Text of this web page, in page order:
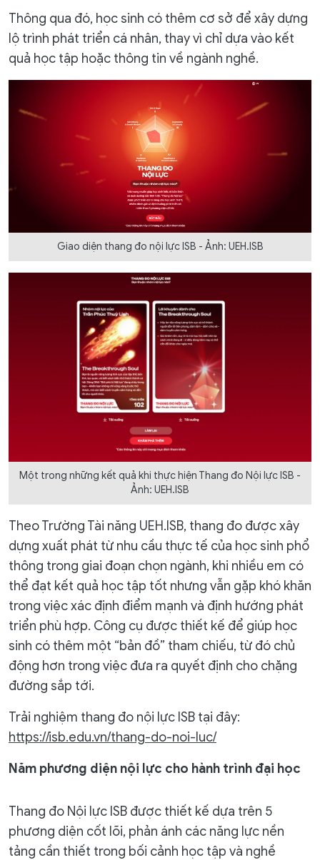
Thông qua đó, học sinh có thêm cơ sở để xây dựng
lộ trình phát triển cá nhân, thay vì chỉ dựa vào kết
quả học tập hoặc thông tin về ngành nghề.
Giao diện thang đo nội lực ISB - Ảnh: UEH.ISB
Một trong những kết quả khi thực hiện Thang đo Nội lực ISB -
Ảnh: UEH.ISB
Theo Trường Tài năng UEH.ISB, thang đo được xây
dựng xuất phát từ nhu cầu thực tế của học sinh phổ
thông trong giai đoạn chọn ngành, khi nhiều em có
thể đạt kết quả học tập tốt nhưng vẫn gặp khó khăn
trong việc xác định điểm mạnh và định hướng phát
triển phù hợp. Công cụ được thiết kế để giúp học
sinh có thêm một “bản đồ” tham chiếu, từ đó chủ
động hơn trong việc đưa ra quyết định cho chặng
đường sắp tới.
Trải nghiệm thang đo nội lực ISB tại đây:
https://isb.edu.vn/thang-do-noi-luc/
Năm phương diện nội lực cho hành trình đại học
Thang đo Nội lực ISB được thiết kế dựa trên 5
phương diện cốt lõi, phản ánh các năng lực nền
tảng cần thiết trong bối cảnh học tập và nghề